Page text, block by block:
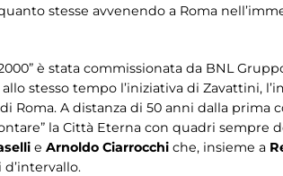
stesse avvenendo a Roma
è stata commissionata da BNL
stesso tempo l’iniziativa di Zavattini,
A distanza di 50 anni dalla prima
la Città Eterna con quadri sempre
e Arnoldo Ciarrocchi che, insieme a